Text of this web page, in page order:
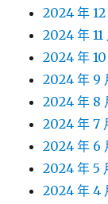
2024 年 12
2024 年 11
2024 年 10
2024 年 9
2024 年 8
2024 年 7
2024 年 6
2024 年 5
2024 年 4